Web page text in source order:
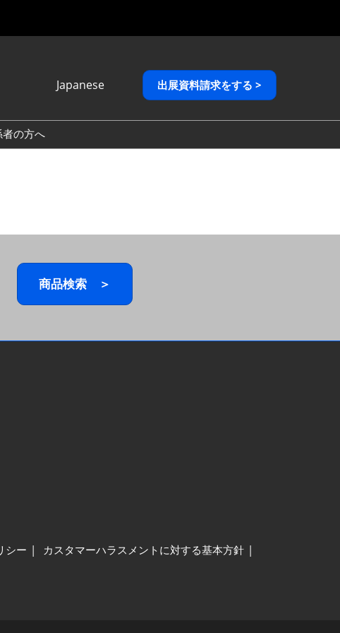
Japanese
English
繁體中文
出展資料請求をする >
の方へ
商品検索 ＞
シー
カスタマーハラスメントに対する基本方針